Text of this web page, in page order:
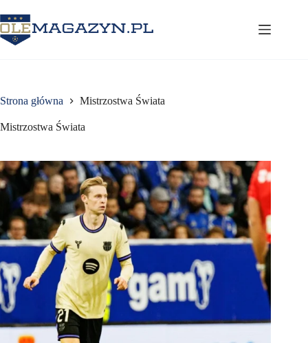
do
treści
Strona główna Mistrzostwa Świata
Mistrzostwa Świata